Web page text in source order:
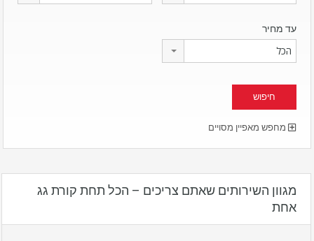
עד מחיר
הכל
מחפש מאפיין מסויים
מגוון השירותים שאתם צריכים – הכל תחת קורת גג
אחת